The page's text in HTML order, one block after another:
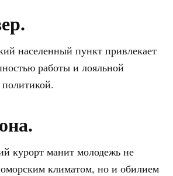
населенный пункт привлекает
работы и лояльной
курорт манит молодежь не
климатом, но и обилием